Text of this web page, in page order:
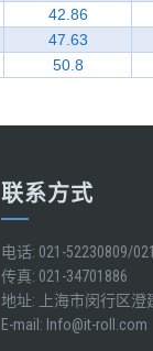
42.86
47.63
50.8
联系方式
电话: 021-52230809/
传真: 021-34701886
地址: 上海市闵行区澄
E-mail: Info@it-roll.com